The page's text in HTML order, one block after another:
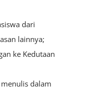
dari
lainnya;
ke Kedutaan
dalam